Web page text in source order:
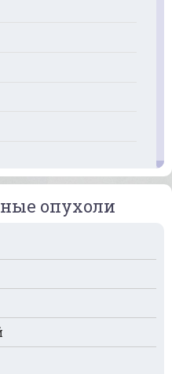
опухоли